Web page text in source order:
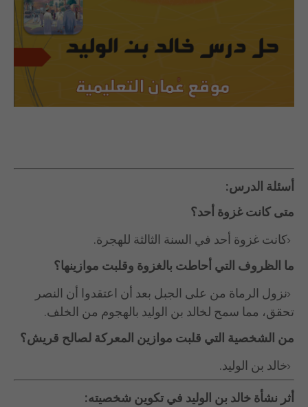
أسئلة الدرس:
متى كانت غزوة أحد؟
كانت غزوة أحد في السنة الثالثة للهجرة.
ما الظروف التي أحاطت بالغزوة وقلبت موازينها؟
نزول الرماة من على الجبل بعد أن اعتقدوا أن النصر
تحقق، مما سمح لخالد بن الوليد بالهجوم من الخلف.
من الشخصية التي قلبت موازين المعركة لصالح قريش؟
خالد بن الوليد.
أثر نشأة خالد بن الوليد في تكوين شخصيته: